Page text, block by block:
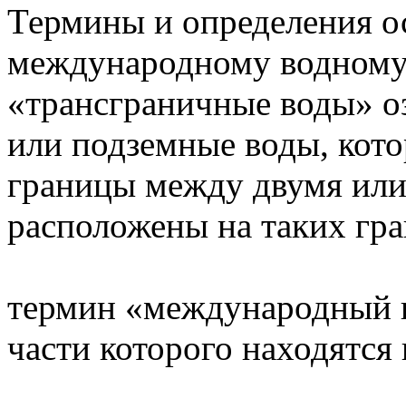
Термины и определения
международному
«трансграничные воды»
или подземные воды,
границы между двумя
расположены на таких
термин «международный
части которого